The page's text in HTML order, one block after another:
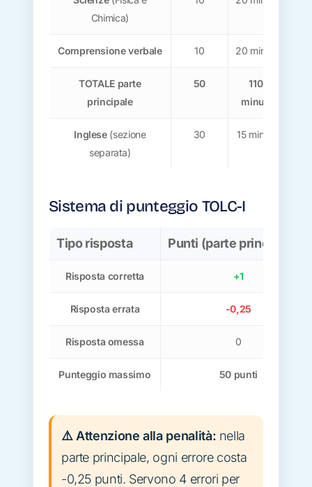
Chimica)
Comprensione verbale 10 20 minuti
TOTALE parte
principale
50
110
minuti
Inglese(sezione
separata)
30 15 minuti
Sistema di punteggio TOLC-I
Tipo risposta Punti (parte principale)
Risposta corretta +1
Risposta errata -0,25
Risposta omessa 0
Punteggio massimo 50 punti
⚠️ Attenzione alla penalità: nella
parte principale, ogni errore costa
-0,25 punti. Servono 4 errori per